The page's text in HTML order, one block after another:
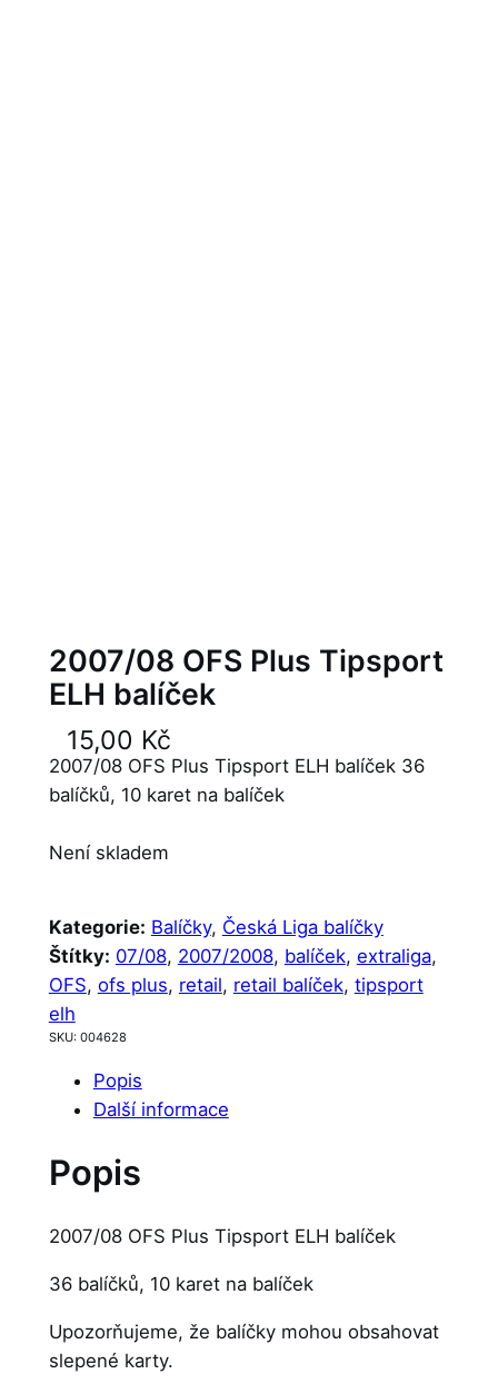
2007/08 OFS Plus Tipsport
ELH balíček
15,00 Kč
2007/08 OFS Plus Tipsport ELH balíček 36
balíčků, 10 karet na balíček
Není skladem
Kategorie: Balíčky, Česká Liga balíčky
Štítky: 07/08, 2007/2008, balíček, extraliga
OFS, ofs plus, retail, retail balíček, tipsport
elh
SKU: 004628
Popis
Další informace
Popis
2007/08 OFS Plus Tipsport ELH balíček
36 balíčků, 10 karet na balíček
Upozorňujeme, že balíčky mohou obsahovat
slepené karty.